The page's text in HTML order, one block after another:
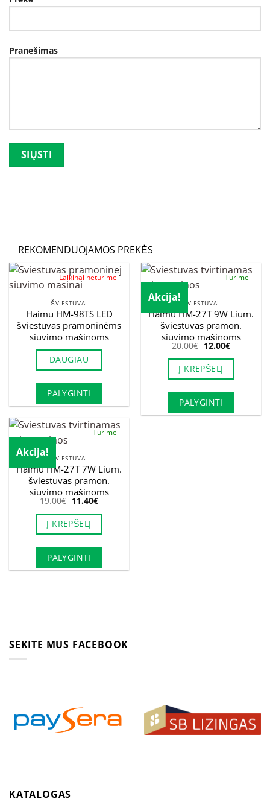
Pranešimas
REKOMENDUOJAMOS PREKĖS
Laikinai neturime
ŠVIESTUVAI
Haimu HM-98TS LED
šviestuvas pramoninėms
siuvimo mašinoms
DAUGIAU
PALYGINTI
Akcija!
Turime
ŠVIESTUVAI
Haimu HM-27T 9W Lium.
šviestuvas pramon.
siuvimo mašinoms
20.00€ Original
price
was:
20.00€.
12.00€Current
price
is:
Į KREPŠELĮ
PALYGINTI
Akcija!
Turime
ŠVIESTUVAI
Haimu HM-27T 7W Lium.
šviestuvas pramon.
siuvimo mašinoms
19.00€ Original
price
was:
19.00€.
11.40€Current
price
is:
Į KREPŠELĮ
PALYGINTI
SEKITE MUS FACEBOOK
KATALOGAS